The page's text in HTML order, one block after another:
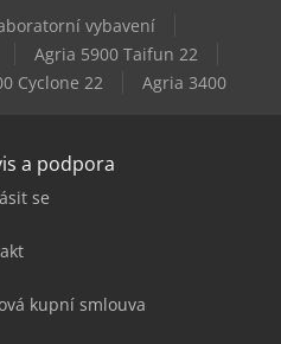
vybavení
Agria 5900 Taifun 22
Cyclone 22 Agria 3400
a podpora
se
kupní smlouva